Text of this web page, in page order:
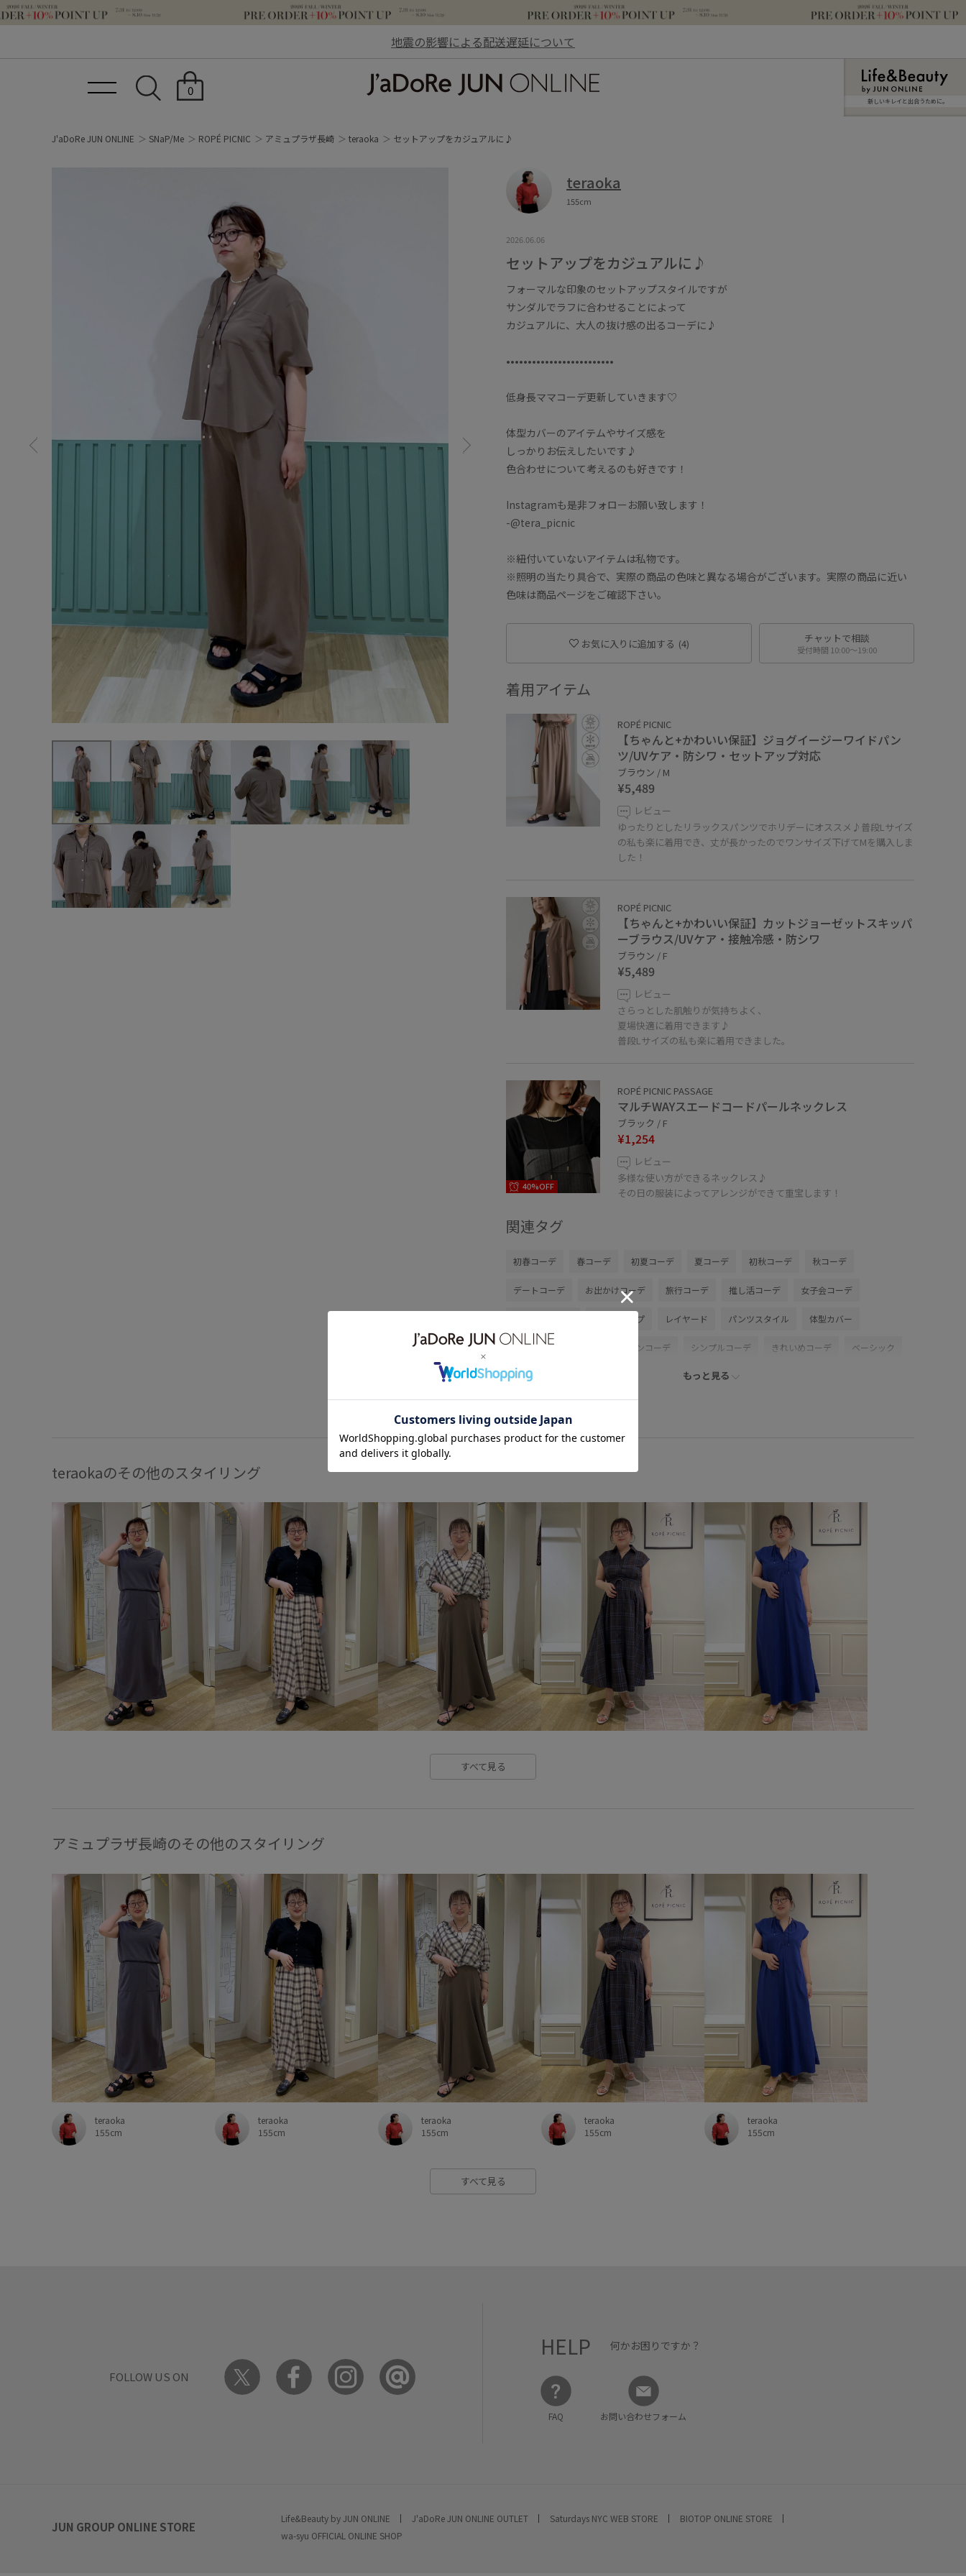
地震の影響による配送遅延について
0
新しいキレイと出合うために。
J'aDoRe JUN ONLINE SNaP/Me ROPÉ PICNIC アミュプラザ長崎 teraoka セットアップをカジュアルに♪
teraoka
155cm
2026.06.06
セットアップをカジュアルに♪
フォーマルな印象のセットアップスタイルですが
サンダルでラフに合わせることによって
カジュアルに、大人の抜け感の出るコーデに♪
•••••••••••••••••••••••••
低身長ママコーデ更新していきます♡
体型カバーのアイテムやサイズ感を
しっかりお伝えしたいです♪
色合わせについて考えるのも好きです！
Instagramも是非フォローお願い致します！
-@tera_picnic
※紐付いていないアイテムは私物です。
※照明の当たり具合で、実際の商品の色味と異なる場合がございます。実際の商品に近い
色味は商品ページをご確認下さい。
お気に入りに追加する (4) チャットで相談
受付時間 10:00〜19:00
着用アイテム
ROPÉ PICNIC
【ちゃんと+かわいい保証】ジョグイージーワイドパン
ツ/UVケア・防シワ・セットアップ対応
ブラウン / M
¥5,489
レビュー
ゆったりとしたリラックスパンツでホリデーにオススメ♪普段Lサイズ
の私も楽に着用でき、丈が長かったのでワンサイズ下げてMを購入しま
した！
ROPÉ PICNIC
【ちゃんと+かわいい保証】カットジョーゼットスキッパ
ーブラウス/UVケア・接触冷感・防シワ
ブラウン / F
¥5,489
レビュー
さらっとした肌触りが気持ちよく、
夏場快適に着用できます♪
普段Lサイズの私も楽に着用できました。
40%OFF
ROPÉ PICNIC PASSAGE
マルチWAYスエードコードパールネックレス
ブラック / F
¥1,254
レビュー
多様な使い方ができるネックレス♪
その日の服装によってアレンジができて重宝します！
関連タグ
初春コーデ 春コーデ 初夏コーデ 夏コーデ 初秋コーデ 秋コーデ
デートコーデ お出かけコーデ 旅行コーデ 推し活コーデ 女子会コーデ
セットアップ レイヤード パンツスタイル 体型カバー
カジュアルコーデ フェミニンコーデ シンプルコーデ きれいめコーデ ベーシック
ROPÉ PICNIC 混合
GDH16250 GDS16250
ROPÉPICNIC_TIMESALE RP25AW RP50offormore
ちゃんとプラスかわいい保証 インソール カジュアル カットソー
サステナブル ショートパンツ シンプル
スキニー スタイリッシュ
スニーカー スニーカーサンダル ソックス チェーン
テーパードパンツ ハイネック バングル フォーマル
ブラウス ブレスレット モード 上品 抜け感 接触冷感
春夏 異素材コンビネーション 腕時計 重ね付けもおすすめ
もっと見る
teraokaのその他のスタイリング
すべて見る
アミュプラザ長崎のその他のスタイリング
teraoka
155cm
teraoka
155cm
teraoka
155cm
teraoka
155cm
teraoka
155cm
すべて見る
FOLLOW US ON
HELP 何かお困りですか？
FAQ お問い合わせフォーム
JUN GROUP ONLINE STORE
Life&Beauty by JUN ONLINE J'aDoRe JUN ONLINE OUTLET Saturdays NYC WEB STORE
BIOTOP ONLINE STORE
wa-syu OFFICIAL ONLINE SHOP